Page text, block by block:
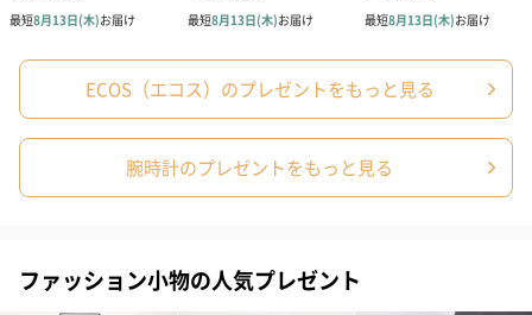
ECOS（エコス）のプレゼントをもっと見る
腕時計のプレゼントをもっと見る
ファッション小物の人気プレゼント